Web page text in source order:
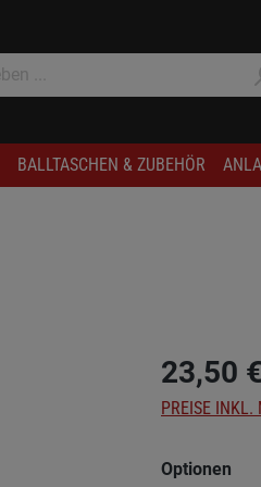
BALLTASCHEN & ZUBEHÖR
23,50 €
PREISE INKL.
Optionen